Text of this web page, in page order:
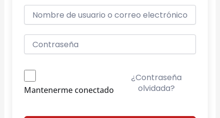
Mantenerme conectado
¿Contraseña
olvidada?